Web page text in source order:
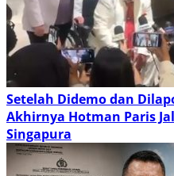
Setelah Didemo dan
Akhirnya Hotman Paris
Singapura